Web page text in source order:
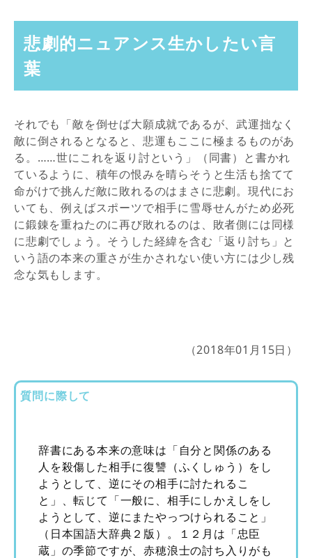
悲劇的ニュアンス生かしたい言
葉
それでも「敵を倒せば大願成就であるが、武運拙なく
敵に倒されるとなると、悲運もここに極まるものがあ
る。……世にこれを返り討という」（同書）と書かれ
ているように、積年の恨みを晴らそうと生活も捨てて
命がけで挑んだ敵に敗れるのはまさに悲劇。現代にお
いても、例えばスポーツで相手に雪辱せんがため必死
に鍛錬を重ねたのに再び敗れるのは、敗者側には同様
に悲劇でしょう。そうした経緯を含む「返り討ち」と
いう語の本来の重さが生かされない使い方には少し残
念な気もします。
（2018年01月15日）
質問に際して
辞書にある本来の意味は「自分と関係のある
人を殺傷した相手に復讐（ふくしゅう）をし
ようとして、逆にその相手に討たれるこ
と」、転じて「一般に、相手にしかえしをし
ようとして、逆にまたやっつけられること」
（日本国語大辞典２版）。１２月は「忠臣
蔵」の季節ですが、赤穂浪士の討ち入りがも